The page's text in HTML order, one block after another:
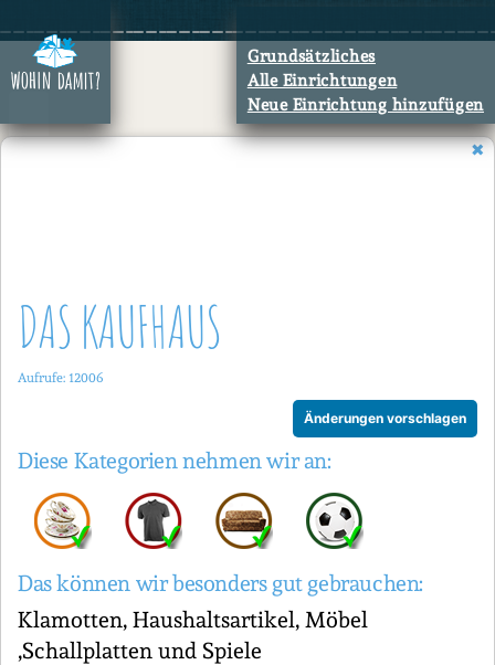
Inhalt
springen
Grundsätzliches
Alle Einrichtungen
Neue Einrichtung hinzufügen
DAS KAUFHAUS
Aufrufe: 12006
Änderungen vorschlagen
Diese Kategorien nehmen wir an:
Das können wir besonders gut gebrauchen:
Klamotten, Haushaltsartikel, Möbel
,Schallplatten und Spiele